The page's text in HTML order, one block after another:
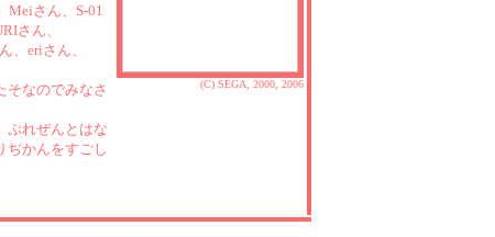
Meiさん、S-01
さん、
、eriさん、
そなのでみなさ
ぷれぜんとはな
ぢかんをすごし
(C) SEGA, 2000, 2006